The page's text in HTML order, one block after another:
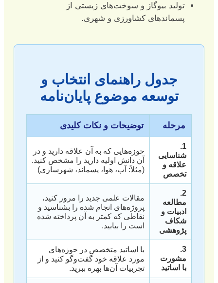
تولید بیوگاز و سوخت‌های زیستی از
پسماندهای کشاورزی و شهری.
جدول راهنمای انتخاب و
توسعه موضوع پایان‌نامه
مرحله توضیحات و نکات کلیدی
1.
شناسایی
علاقه و
تخصص
حوزه‌هایی که به آن علاقه دارید و در
آن دانش اولیه دارید را مشخص کنید.
(مثلاً: آب، هوا، پسماند، شهرسازی)
2.
مطالعه
ادبیات و
شکاف
پژوهشی
مقالات علمی جدید را مرور کنید،
پروژه‌های انجام شده را بشناسید و
نقاطی که کمتر به آن پرداخته شده
است را بیابید.
3.
مشورت
با اساتید
با اساتید متخصص در حوزه‌های
مورد علاقه خود گفت‌وگو کنید و از
تجربیات آن‌ها بهره ببرید.